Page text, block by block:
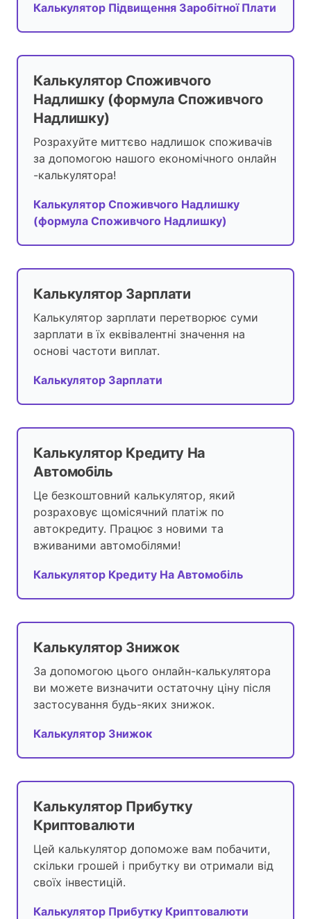
Калькулятор Підвищення Заробітної Плати
Калькулятор Споживчого
Надлишку (формула Споживчого
Надлишку)
Розрахуйте миттєво надлишок споживачів
за допомогою нашого економічного онлайн
-калькулятора!
Калькулятор Споживчого Надлишку
(формула Споживчого Надлишку)
Калькулятор Зарплати
Калькулятор зарплати перетворює суми
зарплати в їх еквівалентні значення на
основі частоти виплат.
Калькулятор Зарплати
Калькулятор Кредиту На
Автомобіль
Це безкоштовний калькулятор, який
розраховує щомісячний платіж по
автокредиту. Працює з новими та
вживаними автомобілями!
Калькулятор Кредиту На Автомобіль
Калькулятор Знижок
За допомогою цього онлайн-калькулятора
ви можете визначити остаточну ціну після
застосування будь-яких знижок.
Калькулятор Знижок
Калькулятор Прибутку
Криптовалюти
Цей калькулятор допоможе вам побачити,
скільки грошей і прибутку ви отримали від
своїх інвестицій.
Калькулятор Прибутку Криптовалюти